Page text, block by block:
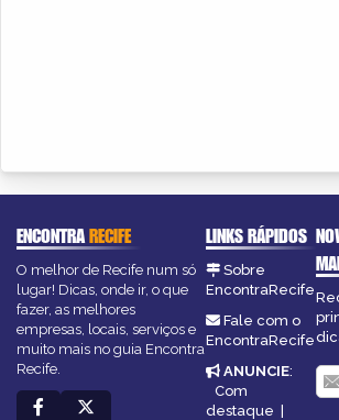
ENCONTRARECIFE
O melhor de Recife num só
lugar! Dicas, onde ir, o que
fazer, as melhores
empresas, locais, serviços e
muito mais no guia Encontra
Recife.
LINKS RÁPIDOS
Sobre
EncontraRecife
Fale com o
EncontraRecife
ANUNCIE:
Com
destaque